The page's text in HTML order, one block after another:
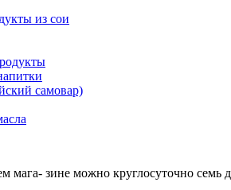
из сои
самовар)
мага- зине можно круглосуточно семь